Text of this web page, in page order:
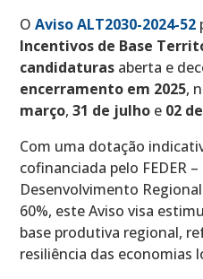
OAviso ALT2030-2024-52
Incentivos de Base
candidaturas aberta e
encerramento em 2025,
março,31 de julho e 02
Com uma dotação
cofinanciada pelo FEDER
Desenvolvimento
60%, este Aviso visa
base produtiva regional,
resiliência das economias